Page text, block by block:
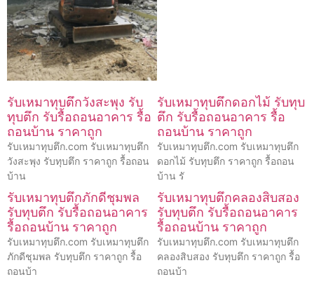
รับเหมาทุบตึกวังสะพุง รับ
ทุบตึก รับรื้อถอนอาคาร รื้อ
ถอนบ้าน ราคาถูก
รับเหมาทุบตึก.com รับเหมาทุบตึก
วังสะพุง รับทุบตึก ราคาถูก รื้อถอน
บ้าน
รับเหมาทุบตึกดอกไม้ รับทุบ
ตึก รับรื้อถอนอาคาร รื้อ
ถอนบ้าน ราคาถูก
รับเหมาทุบตึก.com รับเหมาทุบตึก
ดอกไม้ รับทุบตึก ราคาถูก รื้อถอน
บ้าน รั
รับเหมาทุบตึกภักดีชุมพล
รับทุบตึก รับรื้อถอนอาคาร
รื้อถอนบ้าน ราคาถูก
รับเหมาทุบตึก.com รับเหมาทุบตึก
ภักดีชุมพล รับทุบตึก ราคาถูก รื้อ
ถอนบ้า
รับเหมาทุบตึกคลองสิบสอง
รับทุบตึก รับรื้อถอนอาคาร
รื้อถอนบ้าน ราคาถูก
รับเหมาทุบตึก.com รับเหมาทุบตึก
คลองสิบสอง รับทุบตึก ราคาถูก รื้อ
ถอนบ้า